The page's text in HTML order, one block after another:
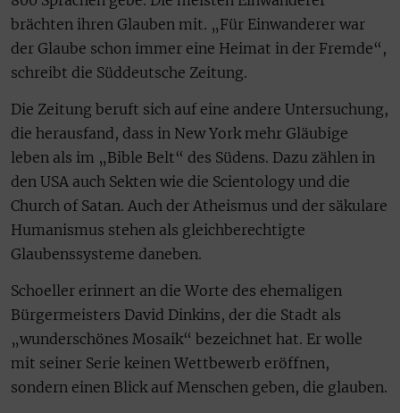
brächten ihren Glauben mit. „Für Einwanderer war
der Glaube schon immer eine Heimat in der Fremde“,
schreibt die Süddeutsche Zeitung.
Die Zeitung beruft sich auf eine andere Untersuchung,
die herausfand, dass in New York mehr Gläubige
leben als im „Bible Belt“ des Südens. Dazu zählen in
den USA auch Sekten wie die Scientology und die
Church of Satan. Auch der Atheismus und der säkulare
Humanismus stehen als gleichberechtigte
Glaubenssysteme daneben.
Schoeller erinnert an die Worte des ehemaligen
Bürgermeisters David Dinkins, der die Stadt als
„wunderschönes Mosaik“ bezeichnet hat. Er wolle
mit seiner Serie keinen Wettbewerb eröffnen,
sondern einen Blick auf Menschen geben, die glauben.